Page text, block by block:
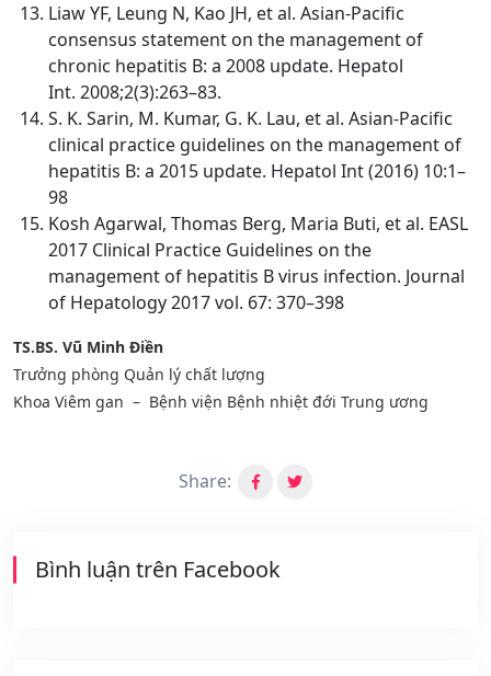
Liaw YF, Leung N, Kao JH, et al. Asian-Pacific
consensus statement on the management of
chronic hepatitis B: a 2008 update. Hepatol
Int. 2008;2(3):263–83.
S. K. Sarin, M. Kumar, G. K. Lau, et al. Asian-Pacific
clinical practice guidelines on the management of
hepatitis B: a 2015 update. Hepatol Int (2016) 10:1–
98
Kosh Agarwal, Thomas Berg, Maria Buti, et al. EASL
2017 Clinical Practice Guidelines on the
management of hepatitis B virus infection. Journal
of Hepatology 2017 vol. 67: 370–398
TS.BS. Vũ Minh Điền
Trưởng phòng Quản lý chất lượng
Khoa Viêm gan – Bệnh viện Bệnh nhiệt đới Trung ương
Share:
Bình luận trên Facebook